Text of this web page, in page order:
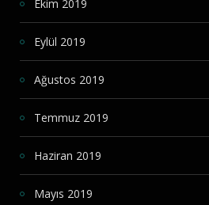
Ekim 2019
Eylül 2019
Ağustos 2019
Temmuz 2019
Haziran 2019
Mayıs 2019